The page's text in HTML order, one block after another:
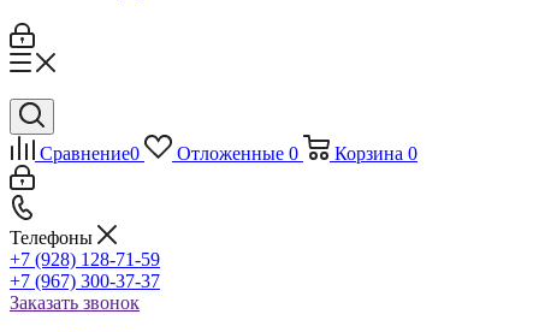
Сравнение0 Отложенные 0 Корзина 0
Телефоны
+7 (928) 128-71-59
+7 (967) 300-37-37
Заказать звонок